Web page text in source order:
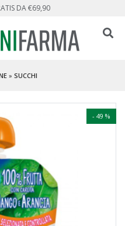
DA €69,90
» SUCCHI
- 49 %